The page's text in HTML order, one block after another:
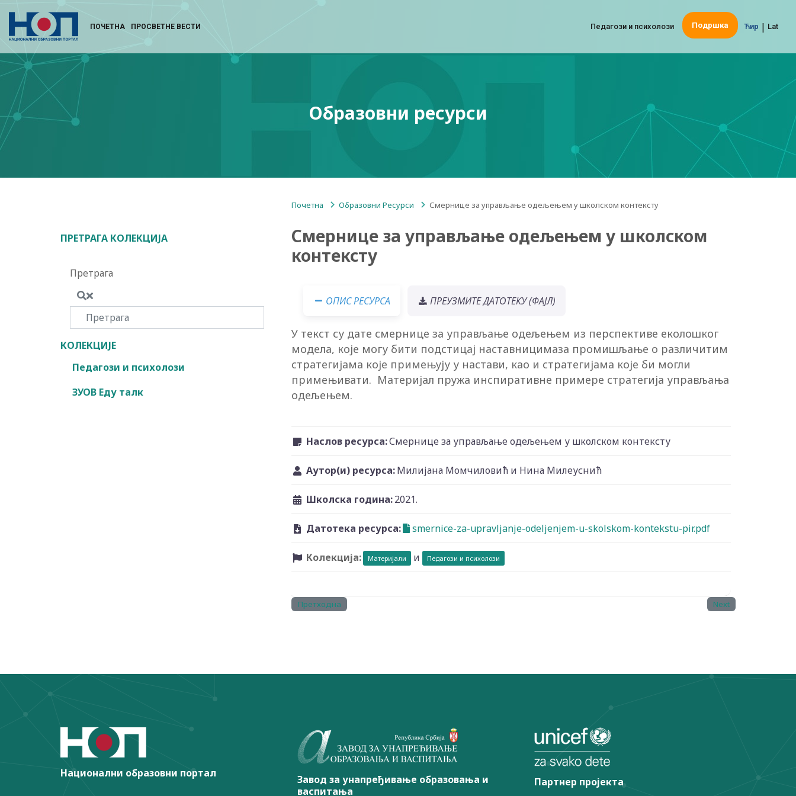
ПОЧЕТНА ПРОСВЕТНЕ ВЕСТИ Ћир | Lat
Педагози и психолози Подршка
Образовни ресурси
ПРЕТРАГА КОЛЕКЦИЈА
Претрага
КОЛЕКЦИЈЕ
Педагози и психолози
ЗУОВ Еду талк
Почетна / Образовни Ресурси / Смернице за управљање одељењем у школском контексту
Смернице за управљање одељењем у школском
контексту
ОПИС РЕСУРСА ПРЕУЗМИТЕ ДАТОТЕКУ (ФАЈЛ)
У текст су дате смернице за управљање одељењем из перспективе еколошког
модела, које могу бити подстицај наставницимаза промишљање о различитим
стратегијама које примењују у настави, као и стратегијама које би могли
примењивати. Материјал пружа инспиративне примере стратегија управљања
одељењем.
Наслов ресурса:Смернице за управљање одељењем у школском контексту
Аутор(и) ресурса:Милијана Момчиловић и Нина Милеуснић
Школска година:2021.
Датотека ресурса: smernice-za-upravljanje-odeljenjem-u-skolskom-kontekstu-pir.pdf
Колекција: Материјали и Педагози и психолози
Претходна Next
Национални образовни портал
Завод за унапређивање образовања и
васпитања
Партнер пројекта